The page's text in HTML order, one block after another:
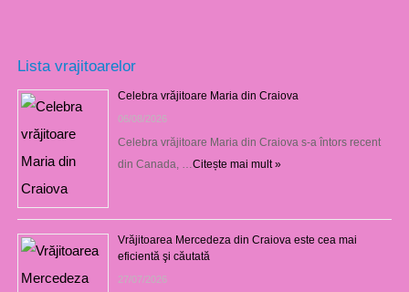
Lista vrajitoarelor
Celebra vrăjitoare Maria din Craiova
06/08/2026
Celebra vrăjitoare Maria din Craiova s-a întors recent
din Canada, … Citește mai mult »
Vrăjitoarea Mercedeza din Craiova este cea mai
eficientă şi căutată
27/07/2026